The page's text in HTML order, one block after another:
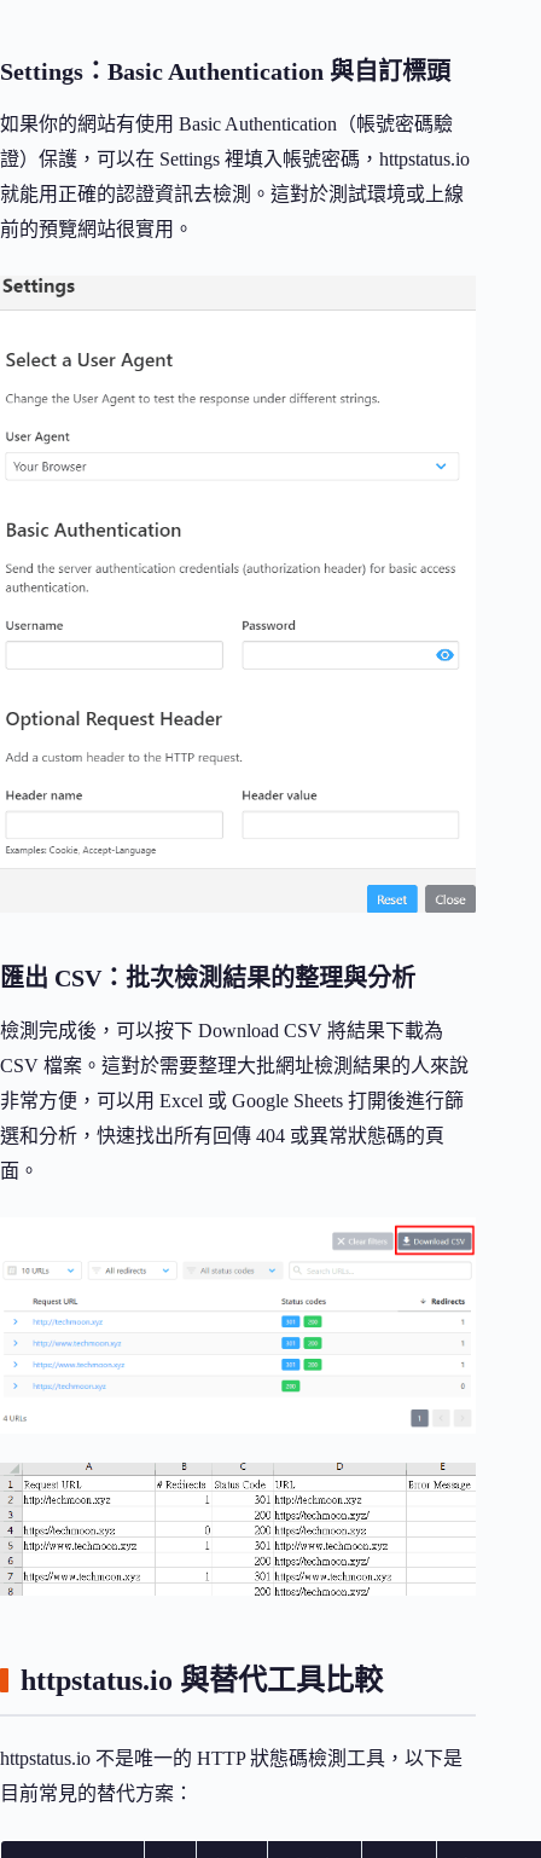
Settings：Basic Authentication 與自訂標頭
如果你的網站有使用 Basic Authentication（帳號密碼驗
證）保護，可以在 Settings 裡填入帳號密碼，httpstatus.io
就能用正確的認證資訊去檢測。這對於測試環境或上線
前的預覽網站很實用。
匯出 CSV：批次檢測結果的整理與分析
檢測完成後，可以按下 Download CSV 將結果下載為
CSV 檔案。這對於需要整理大批網址檢測結果的人來說
非常方便，可以用 Excel 或 Google Sheets 打開後進行篩
選和分析，快速找出所有回傳 404 或異常狀態碼的頁
面。
httpstatus.io 與替代工具比較
httpstatus.io 不是唯一的 HTTP 狀態碼檢測工具，以下是
目前常見的替代方案：